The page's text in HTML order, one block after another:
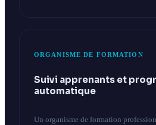
ORGANISME DE FORMATION
Suivi apprenants et
automatique
Un organisme de formation